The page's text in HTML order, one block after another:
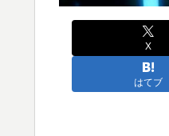
X
はてブ